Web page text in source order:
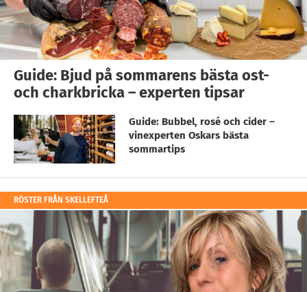
Guide: Bjud på sommarens bästa ost-
och charkbricka – experten tipsar
Guide: Bubbel, rosé och cider –
vinexperten Oskars bästa
sommartips
RÖSTER FRÅN SKELLEFTEÅ